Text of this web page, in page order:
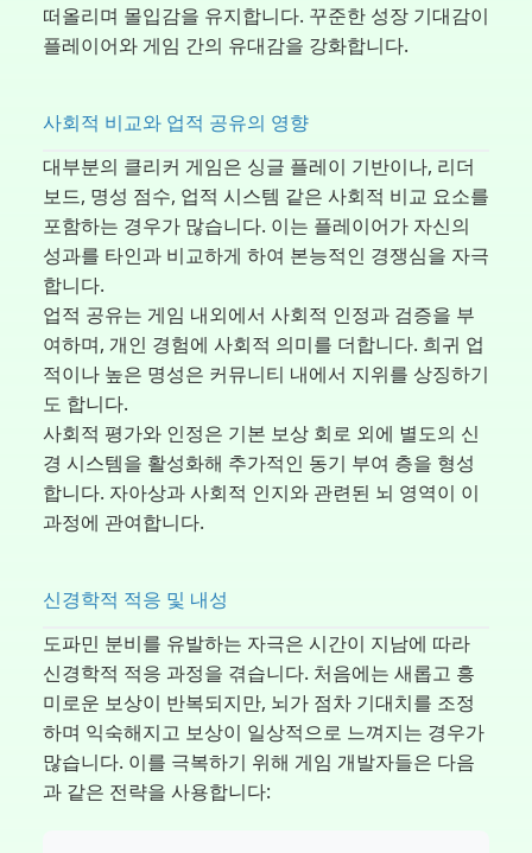
떠올리며 몰입감을 유지합니다. 꾸준한 성장 기대감이
플레이어와 게임 간의 유대감을 강화합니다.
사회적 비교와 업적 공유의 영향
대부분의 클리커 게임은 싱글 플레이 기반이나, 리더
보드, 명성 점수, 업적 시스템 같은 사회적 비교 요소를
포함하는 경우가 많습니다. 이는 플레이어가 자신의
성과를 타인과 비교하게 하여 본능적인 경쟁심을 자극
합니다.
업적 공유는 게임 내외에서 사회적 인정과 검증을 부
여하며, 개인 경험에 사회적 의미를 더합니다. 희귀 업
적이나 높은 명성은 커뮤니티 내에서 지위를 상징하기
도 합니다.
사회적 평가와 인정은 기본 보상 회로 외에 별도의 신
경 시스템을 활성화해 추가적인 동기 부여 층을 형성
합니다. 자아상과 사회적 인지와 관련된 뇌 영역이 이
과정에 관여합니다.
신경학적 적응 및 내성
도파민 분비를 유발하는 자극은 시간이 지남에 따라
신경학적 적응 과정을 겪습니다. 처음에는 새롭고 흥
미로운 보상이 반복되지만, 뇌가 점차 기대치를 조정
하며 익숙해지고 보상이 일상적으로 느껴지는 경우가
많습니다. 이를 극복하기 위해 게임 개발자들은 다음
과 같은 전략을 사용합니다: